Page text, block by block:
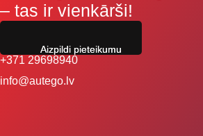
– tas ir vienkārši!
+371 29698940
info@autego.lv